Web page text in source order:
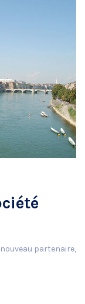
partenaire,